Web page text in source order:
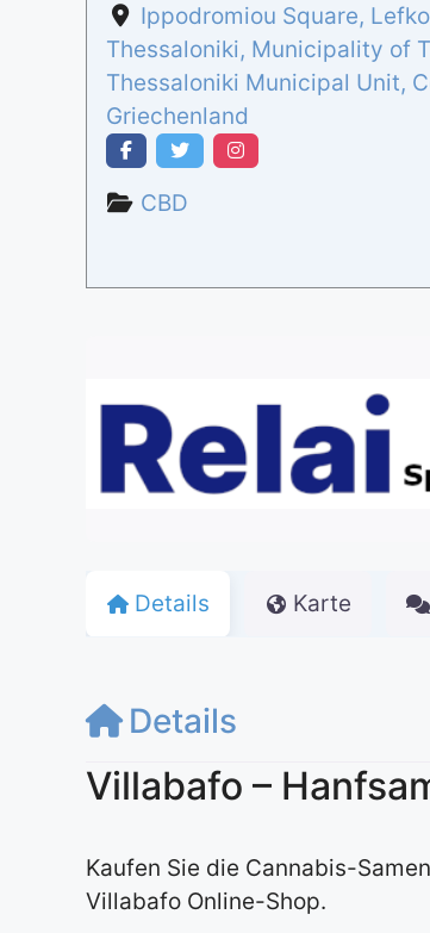
Ippodromiou Square,
Thessaloniki, Municipality of
Thessaloniki Municipal Unit,
Griechenland
CBD
Details Karte
Details
Villabafo –
Kaufen Sie die Cannabis-
Villabafo Online-Shop.